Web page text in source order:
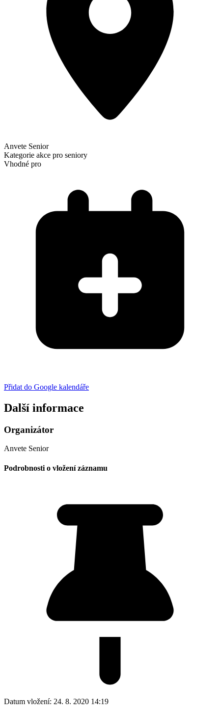
Anvete Senior
Kategorie akce pro seniory
Vhodné pro
Přidat do Google kalendáře
Další informace
Organizátor
Anvete Senior
Podrobnosti o vložení záznamu
Datum vložení: 24. 8. 2020 14:19